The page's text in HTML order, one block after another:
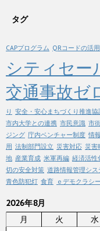
タグ
CAPプログラム QRコードの活用
シティセー
交通事故ゼ
り 安全・安心まちづくり推進協
市内大学との連携 市民意識 市
ジング 庁内ベンチャー制度 情
用 法制部門設立 災害対応 災害
地 産業育成 米軍再編 経済活性
切の安全対策 道路情報管理シス
青色防犯灯 食育 ｅデモクラシー
2026年8月
月
火 水